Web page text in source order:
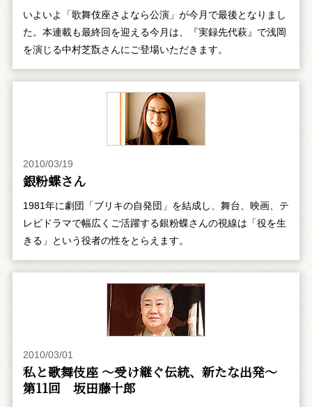
いよいよ「歌舞伎座さよなら公演」が今月で最後となりまし
た。本連載も最終回を迎える今月は、『実録先代萩』で浅岡
を演じる中村芝翫さんにご登場いただきます。
2010/03/19
銀粉蝶さん
1981年に劇団「ブリキの自発団」を結成し、舞台、映画、テ
レビドラマで幅広くご活躍する銀粉蝶さんの視線は「役を生
きる」という役者の性をとらえます。
2010/03/01
私と歌舞伎座 ～受け継ぐ伝統、新たな出発～
第11回 坂田藤十郎